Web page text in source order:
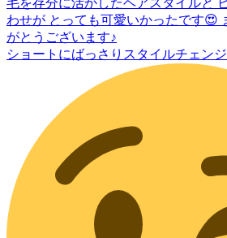
ショートにばっさりスタイルチェンジ